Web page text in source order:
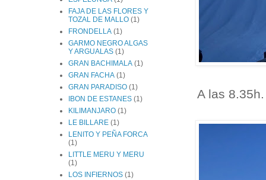
A las
FAJA DE LAS FLORES Y
TOZAL DE MALLO (1)
FRONDELLA (1)
GARMO NEGRO ALGAS
Y ARGUALAS (1)
GRAN BACHIMALA (1)
GRAN FACHA (1)
GRAN PARADISO (1)
IBON DE ESTANES (1)
KILIMANJARO (1)
LE BILLARE (1)
LENITO Y PEÑA FORCA
(1)
LITTLE MERU Y MERU
(1)
LOS INFIERNOS (1)